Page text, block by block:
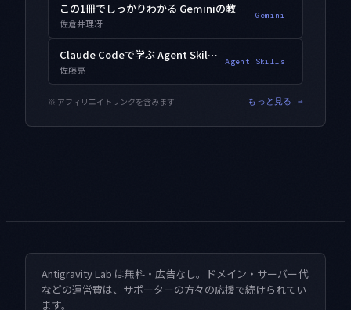
この1冊でしっかりわかる Geminiの教科書
佐倉井理冴
Gemini
Claude Codeで学ぶ Agent Skills入門
佐藤亮
Agent Skills
※ アフィリエイトリンクを含みます もっと見る →
Antigravity Lab は無料・広告なし。ドメイン・サーバー代
などの運営費は、サポーターの方々の応援で続けられてい
ます。